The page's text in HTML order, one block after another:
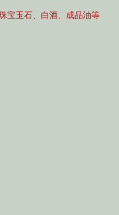
宝玉石、白酒、成品油等